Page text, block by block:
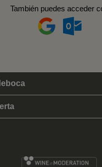
También puedes acceder